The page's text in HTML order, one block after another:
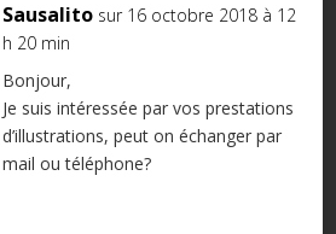
Sausalito sur 16 octobre 2018 à 12
h 20 min
Bonjour,
Je suis intéressée par vos prestations
d’illustrations, peut on échanger par
mail ou téléphone?